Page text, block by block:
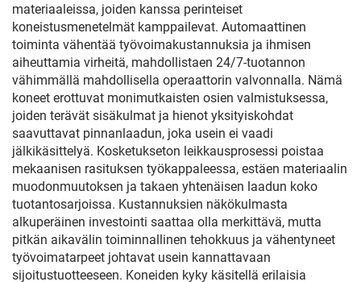
materiaaleissa, joiden kanssa perinteiset
koneistusmenetelmät kamppailevat. Automaattinen
toiminta vähentää työvoimakustannuksia ja ihmisen
aiheuttamia virheitä, mahdollistaen 24/7-tuotannon
vähimmällä mahdollisella operaattorin valvonnalla. Nämä
koneet erottuvat monimutkaisten osien valmistuksessa,
joiden terävät sisäkulmat ja hienot yksityiskohdat
saavuttavat pinnanlaadun, joka usein ei vaadi
jälkikäsittelyä. Kosketukseton leikkausprosessi poistaa
mekaanisen rasituksen työkappaleessa, estäen materiaalin
muodonmuutoksen ja takaen yhtenäisen laadun koko
tuotantosarjoissa. Kustannuksien näkökulmasta
alkuperäinen investointi saattaa olla merkittävä, mutta
pitkän aikavälin toiminnallinen tehokkuus ja vähentyneet
työvoimatarpeet johtavat usein kannattavaan
sijoitustuotteeseen. Koneiden kyky käsitellä erilaisia